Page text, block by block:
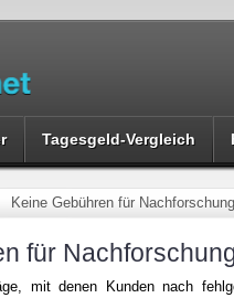
Tagesgeld-Vergleich
Keine Gebühren für
für
mit denen Kunden nach